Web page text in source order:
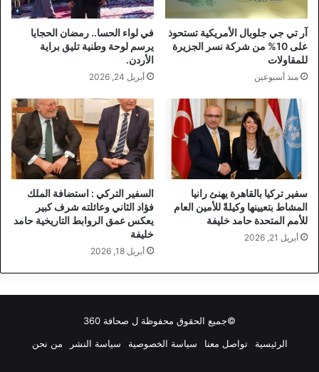
آر تي جي جلوبال الأمريكية تستحوذ
على 10% من شركة نسر الجزيرة
للمقاولات
منذ أسبوعين
في لواء الحسا.. رمضان الحجايا
يرسم لوحة وطنية تليق براية
الأردن.
أبريل 24, 2026
سفير تركيا بالقاهرة يهنئ رانيا
المشاط بتعيينها وكيلةً للأمين العام
للأمم المتحدة حامد خليفة
أبريل 21, 2026
السفير التركي : استضافة الملك
فؤاد الثاني وعائلته شرف كبير
يعكس عمق الروابط التاريخية حامد
خليفة
أبريل 18, 2026
©جميع الحقوق محفوظة ل صحافة 360
الرئيسية
تواصل معنا سياسة الخصوصية سياسة النشر من نحن